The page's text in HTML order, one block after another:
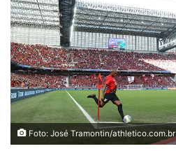
Foto: José Tramontin/athletico.com.br